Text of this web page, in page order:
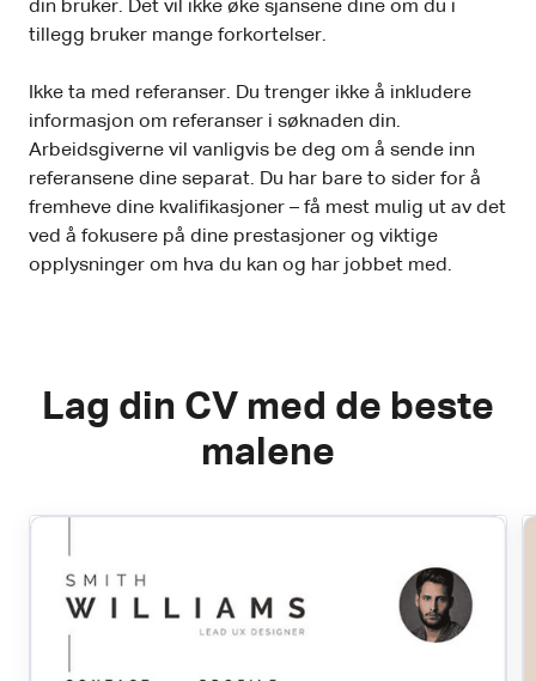
din bruker. Det vil ikke øke sjansene dine om du i
tillegg bruker mange forkortelser.
Ikke ta med referanser. Du trenger ikke å inkludere
informasjon om referanser i søknaden din.
Arbeidsgiverne vil vanligvis be deg om å sende inn
referansene dine separat. Du har bare to sider for å
fremheve dine kvalifikasjoner – få mest mulig ut av det
ved å fokusere på dine prestasjoner og viktige
opplysninger om hva du kan og har jobbet med.
Lag din CV med de beste
malene